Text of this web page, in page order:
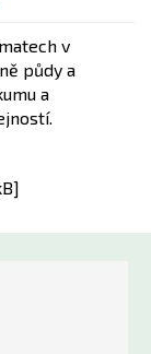
v
půdy a
a